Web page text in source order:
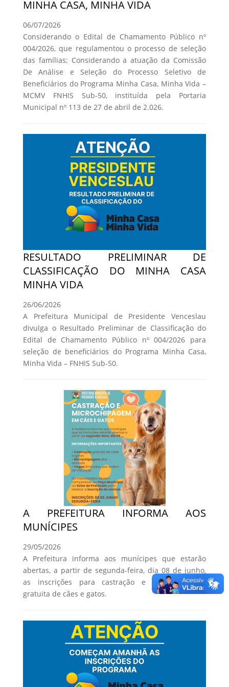
MINHA CASA, MINHA VIDA
06/07/2026
Considerando o Edital de Chamamento Público nº
004/2026, que regulamentou o processo de seleção
das famílias; Considerando a atuação da Comissão
De Análise e Seleção do Processo Seletivo de
Beneficiários do Programa Minha Casa, Minha Vida –
MCMV FNHIS Sub-50, instituída pela Portaria
Municipal nº 113 de 27 de abril de 2.026.
RESULTADO PRELIMINAR DE
CLASSIFICAÇÃO DO MINHA CASA
MINHA VIDA
26/06/2026
A Prefeitura Municipal de Presidente Venceslau
divulga o Resultado Preliminar de Classificação do
Edital de Chamamento Público nº 004/2026 para
seleção de beneficiários do Programa Minha Casa,
Minha Vida – FNHIS Sub-50.
A PREFEITURA INFORMA AOS
MUNÍCIPES
29/05/2026
A Prefeitura informa aos munícipes que estarão
abertas, a partir de segunda-feira, dia 08 de junho,
as inscrições para castração e microchipagem
gratuita de cães e gatos.